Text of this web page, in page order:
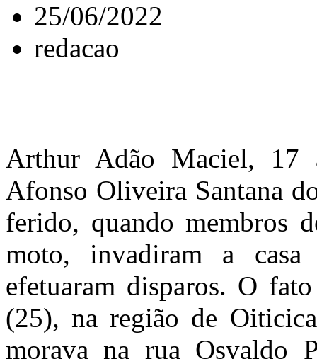
25/06/2022
redacao
Arthur Adão Maciel, 17
Afonso Oliveira Santana
ferido, quando membros
moto, invadiram a
efetuaram disparos. O
(25), na região de
morava na rua Osvaldo